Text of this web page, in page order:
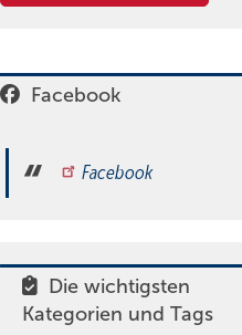
Facebook
Facebook
Die wichtigsten
Kategorien und Tags